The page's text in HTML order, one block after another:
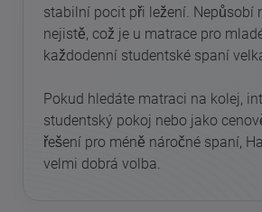
stabilní pocit při ležení. Nepůsobí
nejistě, což je u matrace pro
každodenní studentské spaní
Pokud hledáte matraci na kolej,
studentský pokoj nebo jako
řešení pro méně náročné spaní,
velmi dobrá volba.